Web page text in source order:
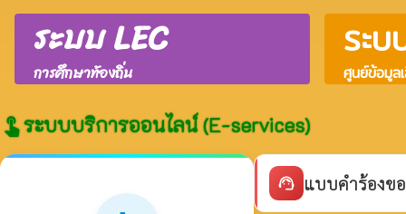
ระบบ LEC
การศึกษาท้องถิ่น
ระบ
ศูนย์ข้อมูล
touch_appระบบบริการออนไลน์ (E-services)
support_agent แบบคำร้องข